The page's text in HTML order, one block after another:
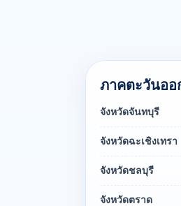
ภาคตะวันออ
จังหวัดจันทบุรี
จังหวัดฉะเชิงเทรา
จังหวัดชลบุรี
จังหวัดตราด